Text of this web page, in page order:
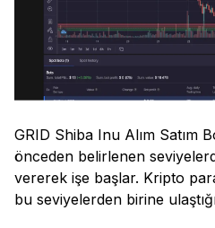
GRID Shiba Inu Alım Satım
önceden belirlenen
vererek işe başlar. Kripto
bu seviyelerden birine